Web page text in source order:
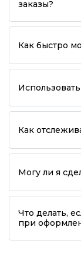
заказы?
Как быстро
Как
Могу ли я
Что делать,
при